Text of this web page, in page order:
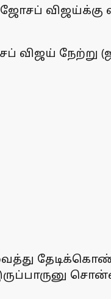
விஜய்க்கு
விஜய் நேற்று